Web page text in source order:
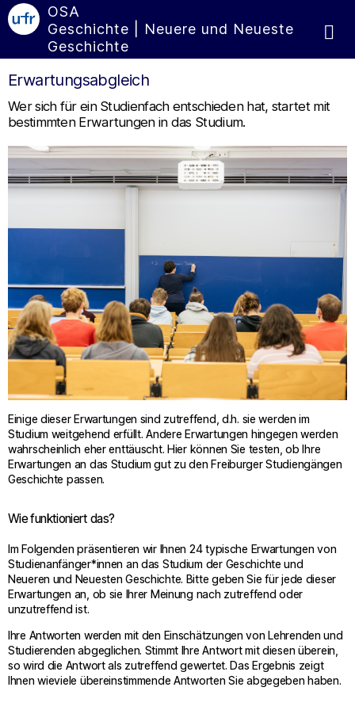
OSA
Geschichte | Neuere und Neueste
Geschichte
Erwartungsabgleich
Wer sich für ein Studienfach entschieden hat, startet mit
bestimmten Erwartungen in das Studium.
Einige dieser Erwartungen sind zutreffend, d.h. sie werden im
Studium weitgehend erfüllt. Andere Erwartungen hingegen werden
wahrscheinlich eher enttäuscht. Hier können Sie testen, ob Ihre
Erwartungen an das Studium gut zu den Freiburger Studiengängen
Geschichte passen.
Wie funktioniert das?
Im Folgenden präsentieren wir Ihnen 24 typische Erwartungen von
Studienanfänger*innen an das Studium der Geschichte und
Neueren und Neuesten Geschichte. Bitte geben Sie für jede dieser
Erwartungen an, ob sie Ihrer Meinung nach zutreffend oder
unzutreffend ist.
Ihre Antworten werden mit den Einschätzungen von Lehrenden und
Studierenden abgeglichen. Stimmt Ihre Antwort mit diesen überein,
so wird die Antwort als zutreffend gewertet. Das Ergebnis zeigt
Ihnen wieviele übereinstimmende Antworten Sie abgegeben haben.